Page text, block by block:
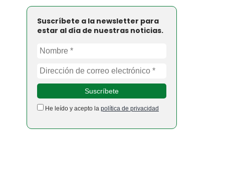
Suscríbete a la newsletter para
estar al día de nuestras noticias.
He leído y acepto la política de privacidad